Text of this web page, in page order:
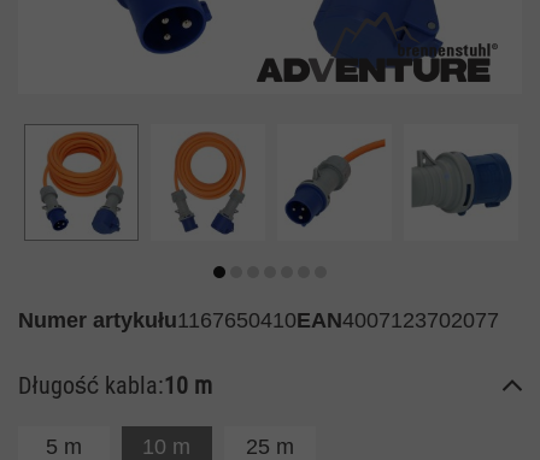
Numer artykułu1167650410EAN4007123702077
Długość kabla:10 m
5 m 10 m 25 m